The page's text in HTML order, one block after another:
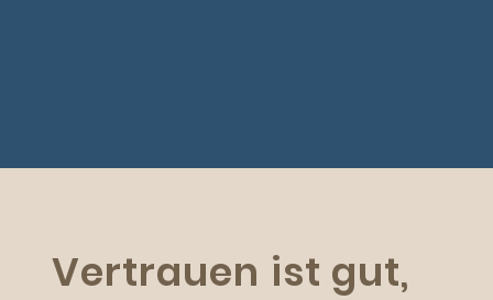
Vertrauen ist gut,